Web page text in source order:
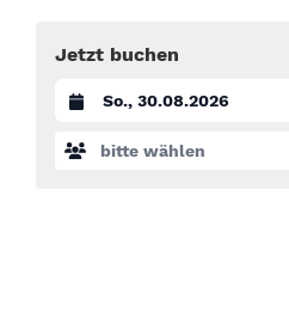
Jetzt buchen
Datum auswählen
bitte wählen